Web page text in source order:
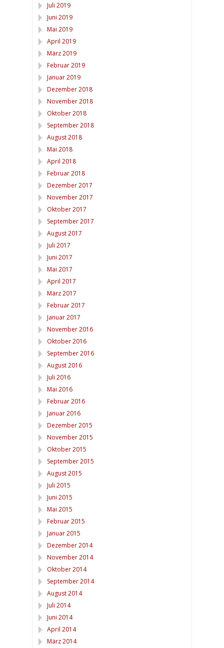
Juli 2019
Juni 2019
Mai 2019
April 2019
März 2019
Februar 2019
Januar 2019
Dezember 2018
November 2018
Oktober 2018
September 2018
August 2018
Mai 2018
April 2018
Februar 2018
Dezember 2017
November 2017
Oktober 2017
September 2017
August 2017
Juli 2017
Juni 2017
Mai 2017
April 2017
März 2017
Februar 2017
Januar 2017
November 2016
Oktober 2016
September 2016
August 2016
Juli 2016
Mai 2016
Februar 2016
Januar 2016
Dezember 2015
November 2015
Oktober 2015
September 2015
August 2015
Juli 2015
Juni 2015
Mai 2015
Februar 2015
Januar 2015
Dezember 2014
November 2014
Oktober 2014
September 2014
August 2014
Juli 2014
Juni 2014
April 2014
März 2014